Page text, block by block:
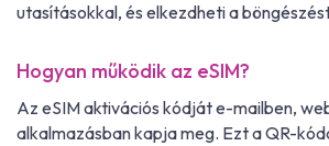
utasításokkal, és elkezdheti a
Hogyan működik az eSIM?
Az eSIM aktivációs kódját e-mailben,
alkalmazásban kapja meg. Ezt a QR-